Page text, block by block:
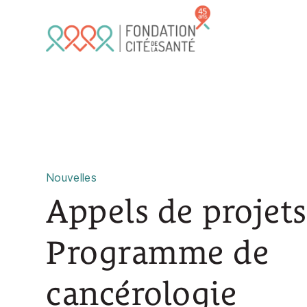
Nouvelles
Appels de
Programme de
cancérologie